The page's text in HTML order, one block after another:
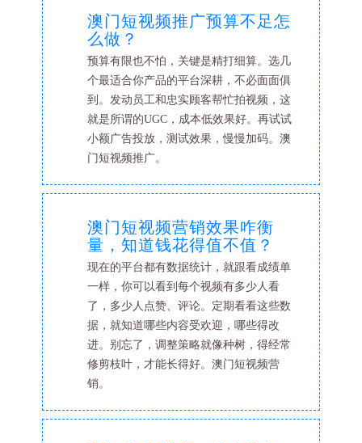
澳门短视频推广预算不足怎
么做？
预算有限也不怕，关键是精打细算。选几
个最适合你产品的平台深耕，不必面面俱
到。发动员工和忠实顾客帮忙拍视频，这
就是所谓的UGC，成本低效果好。再试试
小额广告投放，测试效果，慢慢加码。澳
门短视频推广。
澳门短视频营销效果咋衡
量，知道钱花得值不值？
现在的平台都有数据统计，就跟看成绩单
一样，你可以看到每个视频有多少人看
了，多少人点赞、评论。定期看看这些数
据，就知道哪些内容受欢迎，哪些得改
进。别忘了，调整策略就像种树，得经常
修剪枝叶，才能长得好。澳门短视频营
销。